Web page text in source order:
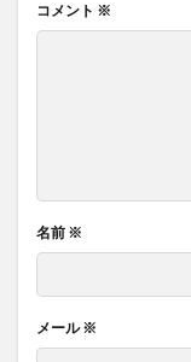
コメント ※
名前 ※
メール※